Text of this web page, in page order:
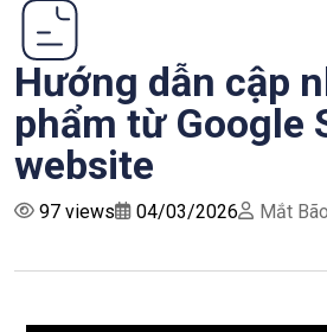
Hướng dẫn cập
phẩm từ Google
website
97 views 04/03/2026 Mắt